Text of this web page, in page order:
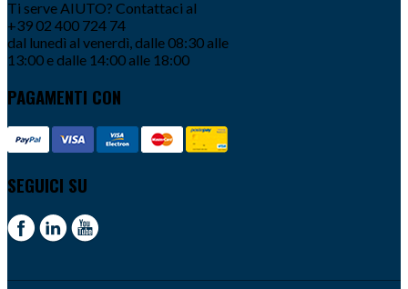
Ti serve AIUTO? Contattaci al
+39 02 400 724 74
dal lunedì al venerdì, dalle 08:30 alle
13:00 e dalle 14:00 alle 18:00
PAGAMENTI CON
SEGUICI SU